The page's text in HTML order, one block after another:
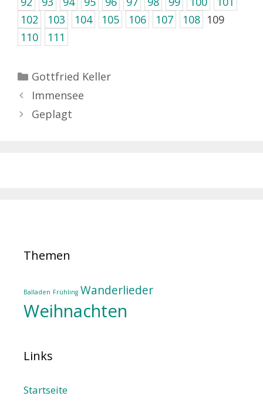
102
103 104 105 106 107 108 109
110
111
Kategorien
Gottfried Keller
Immensee
Geplagt
Themen
Balladen Frühling Wanderlieder
Weihnachten
Links
Startseite